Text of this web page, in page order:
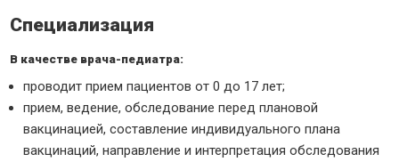
Специализация
В качестве врача-педиатра:
проводит прием пациентов от 0 до 17 лет;
прием, ведение, обследование перед плановой
вакцинацией, составление индивидуального плана
вакцинаций, направление и интерпретация обследования